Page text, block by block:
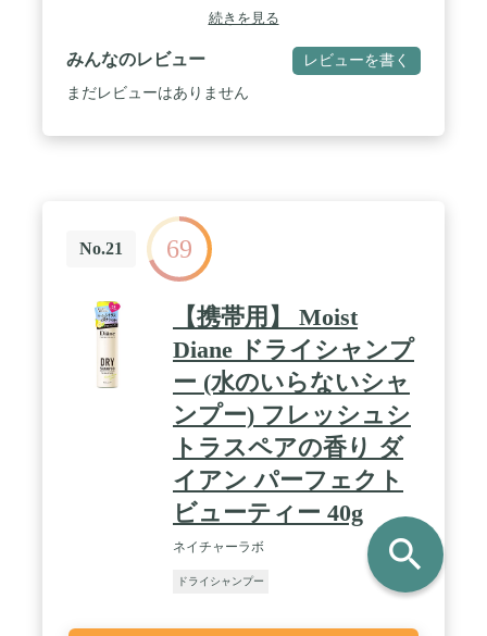
髪へと導きます。 / 汗が気になる時や、ペタンとし
た前髪が気になる時、スポーツ後に。 / 無香料。 / *
オクテニルコハク酸デンプンAI(吸着)
続きを見る
みんなのレビュー レビューを書く
まだレビューはありません
No.21 69
【携帯用】 Moist
Diane ドライシャンプ
ー (水のいらないシャ
ンプー) フレッシュシ
トラスペアの香り ダ
イアン パーフェクト
ビューティー 40g
ネイチャーラボ
ドライシャンプー
search